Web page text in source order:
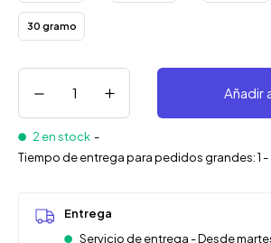
30 gramo
Añadir
2 en stock -
Tiempo de entrega para pedidos grandes: 1 -
Entrega
Servicio de entrega - Desde